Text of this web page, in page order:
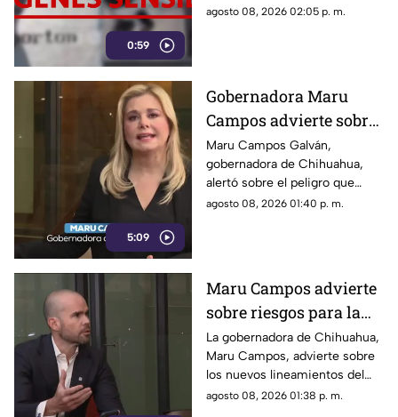
0:59
provocando su muerte al ser
agosto 08, 2026 02:05 p. m.
5:09
Gobernadora Maru
Campos advierte sobre
el uso de lineamientos
para sancionar a
medios y periodistas
Maru Campos Galván,
gobernadora de Chihuahua,
alertó sobre el peligro que
implican los nuevos
agosto 08, 2026 01:40 p. m.
Maru Campos advierte
sobre riesgos para la
libertad de expresión
La gobernadora de Chihuahua,
Maru Campos, advierte sobre
los nuevos lineamientos del
Gobierno Federal que
agosto 08, 2026 01:38 p. m.